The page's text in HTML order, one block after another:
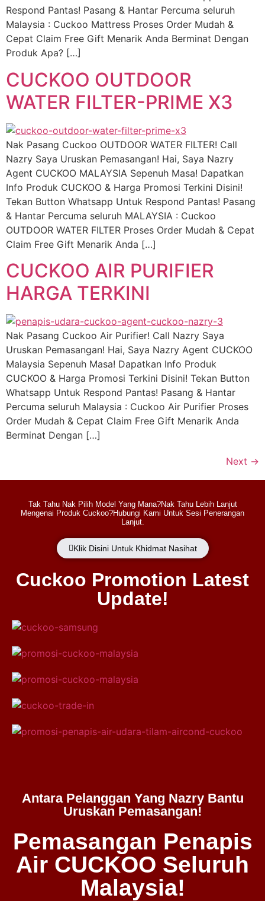
Respond Pantas! Pasang & Hantar Percuma seluruh
Malaysia : Cuckoo Mattress Proses Order Mudah &
Cepat Claim Free Gift Menarik Anda Berminat Dengan
Produk Apa? […]
CUCKOO OUTDOOR
WATER FILTER-PRIME X3
Nak Pasang Cuckoo OUTDOOR WATER FILTER! Call
Nazry Saya Uruskan Pemasangan! Hai, Saya Nazry
Agent CUCKOO MALAYSIA Sepenuh Masa! Dapatkan
Info Produk CUCKOO & Harga Promosi Terkini Disini!
Tekan Button Whatsapp Untuk Respond Pantas! Pasang
& Hantar Percuma seluruh MALAYSIA : Cuckoo
OUTDOOR WATER FILTER Proses Order Mudah & Cepat
Claim Free Gift Menarik Anda […]
CUCKOO AIR PURIFIER
HARGA TERKINI
Nak Pasang Cuckoo Air Purifier! Call Nazry Saya
Uruskan Pemasangan! Hai, Saya Nazry Agent CUCKOO
Malaysia Sepenuh Masa! Dapatkan Info Produk
CUCKOO & Harga Promosi Terkini Disini! Tekan Button
Whatsapp Untuk Respond Pantas! Pasang & Hantar
Percuma seluruh Malaysia : Cuckoo Air Purifier Proses
Order Mudah & Cepat Claim Free Gift Menarik Anda
Berminat Dengan […]
Next →
Tak Tahu Nak Pilih Model Yang Mana?Nak Tahu Lebih Lanjut
Mengenai Produk Cuckoo?Hubungi Kami Untuk Sesi Penerangan
Lanjut.
Klik Disini Untuk Khidmat Nasihat
Cuckoo Promotion Latest
Update!
Antara Pelanggan Yang Nazry Bantu
Uruskan Pemasangan!
Pemasangan Penapis
Air CUCKOO Seluruh
Malaysia!